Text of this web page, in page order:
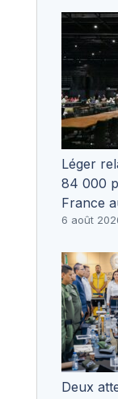
Léger
84 000
France
6 août
Deux